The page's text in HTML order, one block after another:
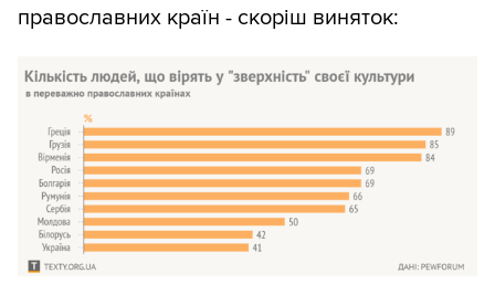
православних країн - скоріш виняток: